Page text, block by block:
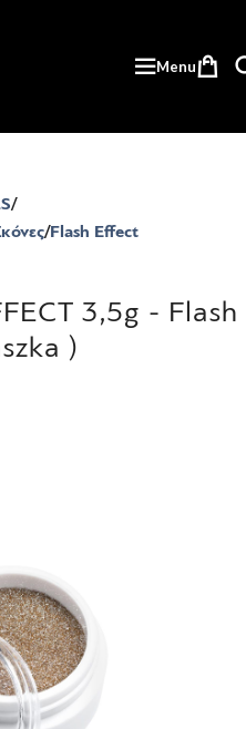
Menu
Flash Effect
3,5g - Flash
)